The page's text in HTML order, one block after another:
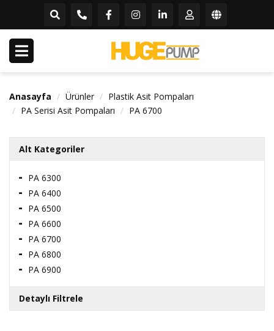
Anasayfa Ürünler
Plastik Asit Pompaları
PA Serisi Asit Pompaları
PA 6700
Alt Kategoriler
PA 6300
PA 6400
PA 6500
PA 6600
PA 6700
PA 6800
PA 6900
Detaylı Filtrele